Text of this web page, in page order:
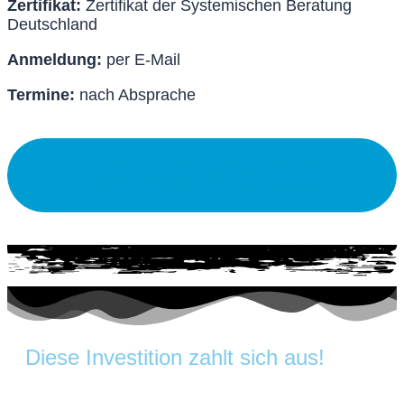
Zertifikat: Zertifikat der Systemischen Beratung
Deutschland
Anmeldung: per E-Mail
Termine: nach Absprache
Diese Investition zahlt sich aus!​